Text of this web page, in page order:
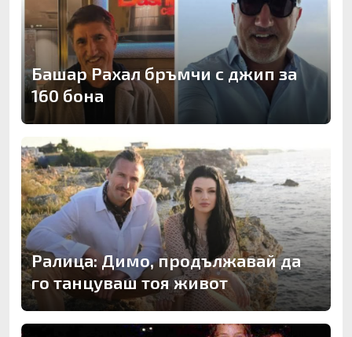
Башар Рахал бръмчи с джип за
160 бона
Ралица: Димо, продължавай да
го танцуваш тоя живот